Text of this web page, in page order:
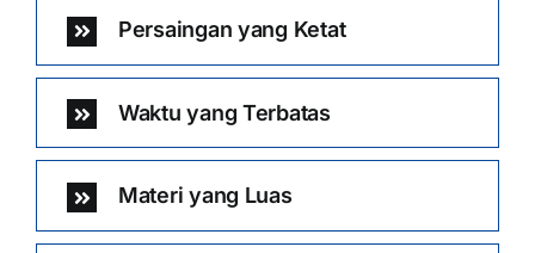
Persaingan yang Ketat
Waktu yang Terbatas
Materi yang Luas